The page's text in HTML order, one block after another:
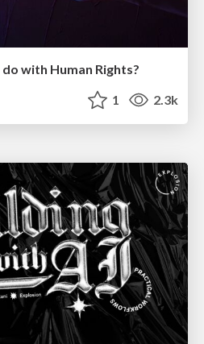
with Human Rights?
1 2.3k